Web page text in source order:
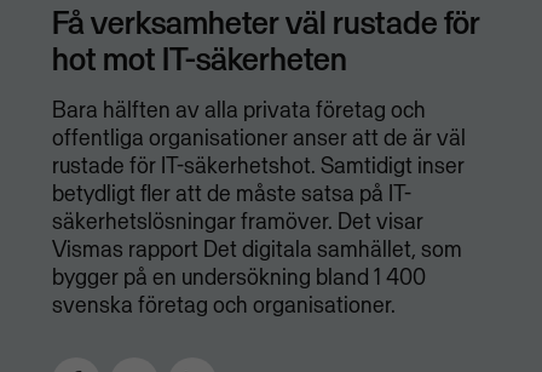
Få verksamheter väl rustade för
hot mot IT-säkerheten
Bara hälften av alla privata företag och
offentliga organisationer anser att de är väl
rustade för IT-säkerhetshot. Samtidigt inser
betydligt fler att de måste satsa på IT-
säkerhetslösningar framöver. Det visar
Vismas rapport Det digitala samhället, som
bygger på en undersökning bland 1 400
svenska företag och organisationer.